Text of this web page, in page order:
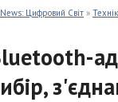
Цифровий Світ »